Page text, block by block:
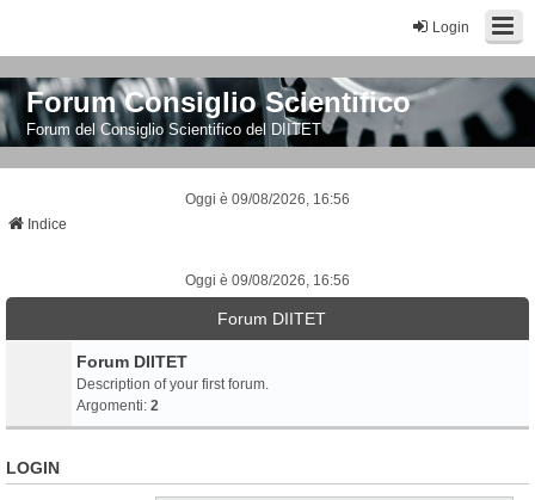
Login
Forum Consiglio Scientifico
Forum del Consiglio Scientifico del DIITET
Oggi è 09/08/2026, 16:56
Indice
Oggi è 09/08/2026, 16:56
Forum DIITET
Forum DIITET
Description of your first forum.
Argomenti: 2
LOGIN